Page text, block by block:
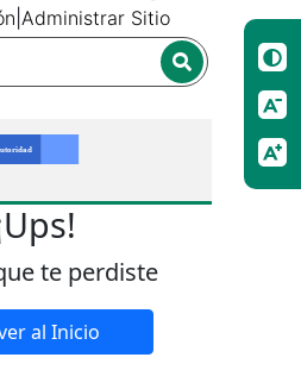
Administrar Sitio
te perdiste
al Inicio